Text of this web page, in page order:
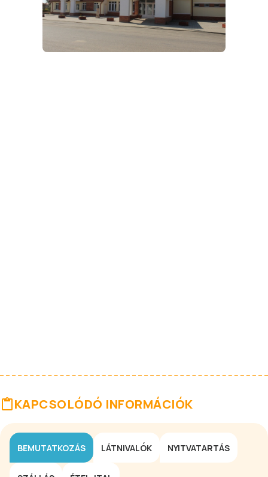
KAPCSOLÓDÓ INFORMÁCIÓK
BEMUTATKOZÁS LÁTNIVALÓK NYITVATARTÁS